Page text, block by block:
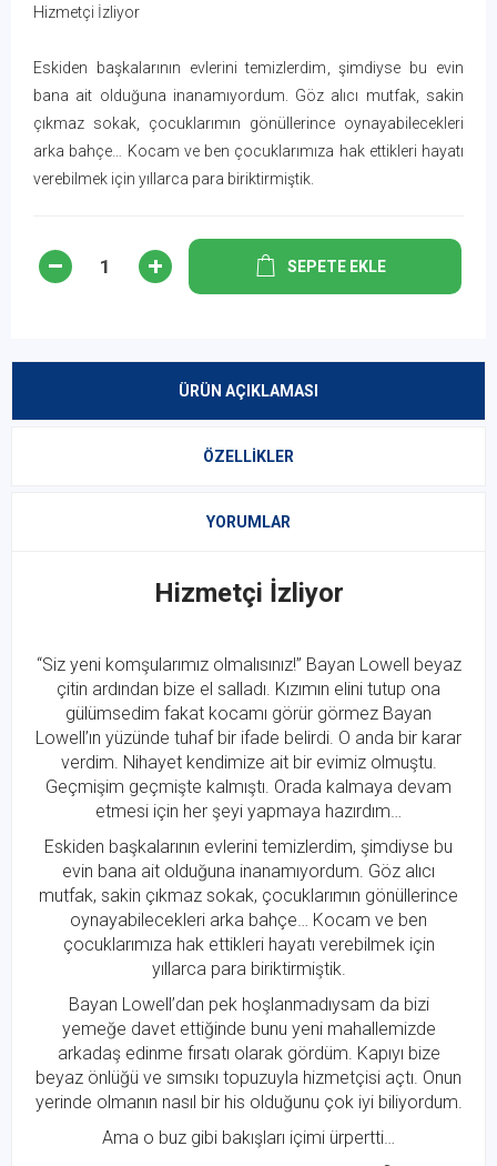
Hizmetçi İzliyor
Eskiden başkalarının evlerini temizlerdim, şimdiyse bu evin
bana ait olduğuna inanamıyordum. Göz alıcı mutfak, sakin
çıkmaz sokak, çocuklarımın gönüllerince oynayabilecekleri
arka bahçe… Kocam ve ben çocuklarımıza hak ettikleri hayatı
verebilmek için yıllarca para biriktirmiştik.
SEPETE EKLE
ÜRÜN AÇIKLAMASI
ÖZELLIKLER
YORUMLAR
Hizmetçi İzliyor
“Siz yeni komşularımız olmalısınız!” Bayan Lowell beyaz
çitin ardından bize el salladı. Kızımın elini tutup ona
gülümsedim fakat kocamı görür görmez Bayan
Lowell’ın yüzünde tuhaf bir ifade belirdi. O anda bir karar
verdim. Nihayet kendimize ait bir evimiz olmuştu.
Geçmişim geçmişte kalmıştı. Orada kalmaya devam
etmesi için her şeyi yapmaya hazırdım…
Eskiden başkalarının evlerini temizlerdim, şimdiyse bu
evin bana ait olduğuna inanamıyordum. Göz alıcı
mutfak, sakin çıkmaz sokak, çocuklarımın gönüllerince
oynayabilecekleri arka bahçe… Kocam ve ben
çocuklarımıza hak ettikleri hayatı verebilmek için
yıllarca para biriktirmiştik.
Bayan Lowell’dan pek hoşlanmadıysam da bizi
yemeğe davet ettiğinde bunu yeni mahallemizde
arkadaş edinme fırsatı olarak gördüm. Kapıyı bize
beyaz önlüğü ve sımsıkı topuzuyla hizmetçisi açtı. Onun
yerinde olmanın nasıl bir his olduğunu çok iyi biliyordum.
Ama o buz gibi bakışları içimi ürpertti…